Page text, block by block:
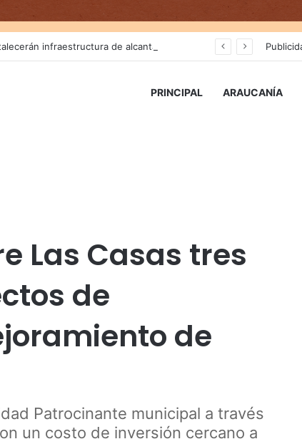
PRINCIPAL ARAUCANÍA
Las Casas tres
de
de
Patrocinante municipal a través
un costo de inversión cercano a